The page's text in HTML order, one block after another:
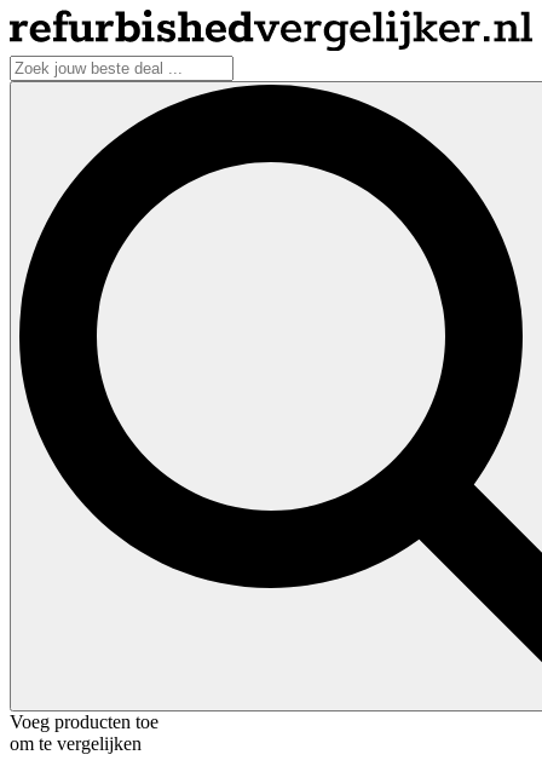
Voeg producten toe
om te vergelijken